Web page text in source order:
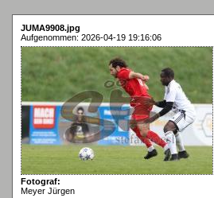
JUMA9908.jpg
Aufgenommen: 2026-04-19 19:16:06
Fotograf:
Meyer Jürgen